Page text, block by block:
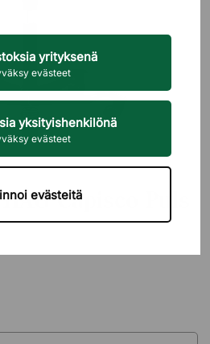
yrityksenä
evästeet
yksityishenkilönä
evästeet
evästeitä
Capisco Puls